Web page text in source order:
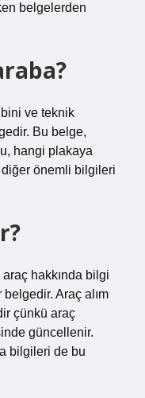
belgelerden
ve teknik
Bu belge,
hangi plakaya
önemli bilgileri
hakkında bilgi
Araç alım
çünkü araç
güncellenir.
bilgileri de bu